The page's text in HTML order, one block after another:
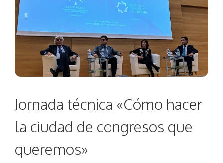
Jornada técnica «Cómo hacer
la ciudad de congresos que
queremos»